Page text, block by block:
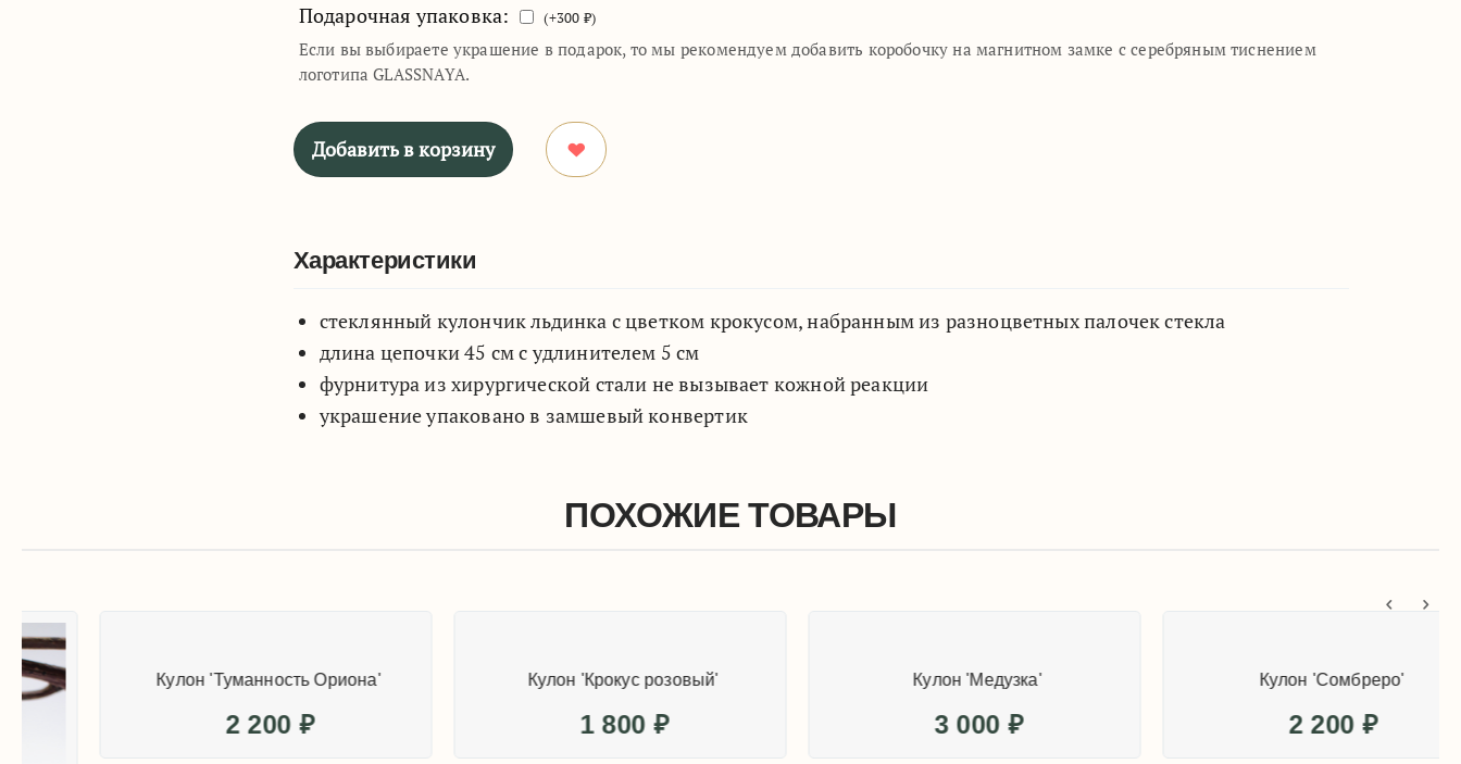
Подарочная упаковка: (+300 ₽)
Если вы выбираете украшение в подарок, то мы рекомендуем добавить коробочку на магнитном замке с серебряным тиснением
логотипа GLASSNAYA.
Добавить в корзину
Характеристики
стеклянный кулончик льдинка с цветком крокусом, набранным из разноцветных палочек стекла
длина цепочки 45 см с удлинителем 5 см
фурнитура из хирургической стали не вызывает кожной реакции
украшение упаковано в замшевый конвертик
ПОХОЖИЕ ТОВАРЫ